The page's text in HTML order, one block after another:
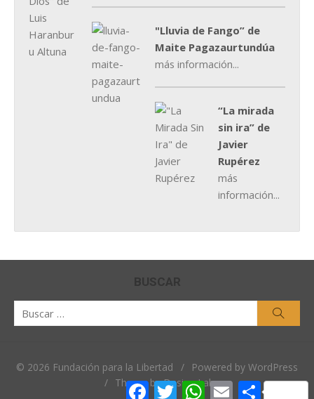
"Lluvia de Fango” de
Maite Pagazaurtundúa
más información...
“La mirada
sin ira” de
Javier
Rupérez
más
información...
BUSCAR
© 2026 Fundación para la Libertad /
Powered by WordPress
/ Theme by Design Lab
Facebook
TwitterWhatsApp
EmailCompartir